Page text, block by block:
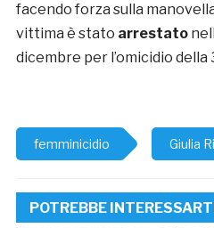
facendo forza sulla
vittima è stato arrestato
dicembre per l’omicidio della
femminicidio Giulia
POTREBBE